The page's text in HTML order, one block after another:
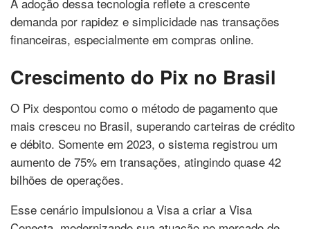
demanda por rapidez e simplicidade nas transações
financeiras, especialmente em compras online.
Crescimento do Pix no Brasil
O Pix despontou como o método de pagamento que
mais cresceu no Brasil, superando carteiras de crédito
e débito. Somente em 2023, o sistema registrou um
aumento de 75% em transações, atingindo quase 42
bilhões de operações.
Esse cenário impulsionou a Visa a criar a Visa